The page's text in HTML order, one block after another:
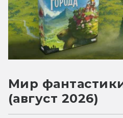
Мир
(август 2026)